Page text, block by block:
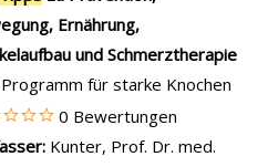
Ernährung,
und Schmerztherapie
für starke Knochen
0 Bewertungen
Kunter, Prof. Dr. med.